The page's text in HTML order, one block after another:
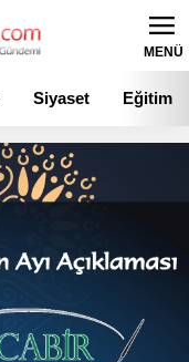
MENÜ
Siyaset Eğitim